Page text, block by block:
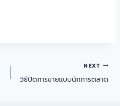
NEXT
วิธีปิดการขายแบบนักการตลาด